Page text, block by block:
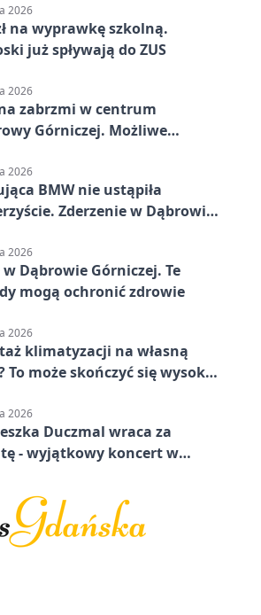
2026
na wyprawkę szkolną.
już spływają do ZUS
2026
zabrzmi w centrum
Górniczej. Możliwe
2026
BMW nie ustąpiła
Zderzenie w Dąbrowie
2026
w Dąbrowie Górniczej. Te
mogą ochronić zdrowie
2026
klimatyzacji na własną
To może skończyć się wysoką
2026
Duczmal wraca za
- wyjątkowy koncert w